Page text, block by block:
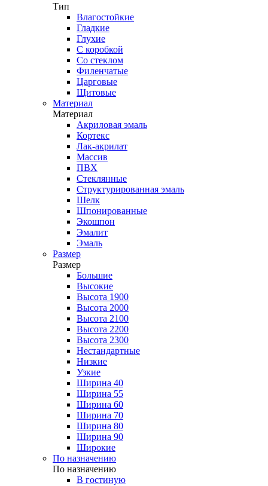
Тип
Влагостойкие
Гладкие
Глухие
С коробкой
Со стеклом
Филенчатые
Царговые
Щитовые
Материал
Материал
Акриловая эмаль
Кортекс
Лак-акрилат
Массив
ПВХ
Стеклянные
Структурированная эмаль
Шелк
Шпонированные
Экошпон
Эмалит
Эмаль
Размер
Размер
Большие
Высокие
Высота 1900
Высота 2000
Высота 2100
Высота 2200
Высота 2300
Нестандартные
Низкие
Узкие
Ширина 40
Ширина 55
Ширина 60
Ширина 70
Ширина 80
Ширина 90
Широкие
По назначению
По назначению
В гостиную